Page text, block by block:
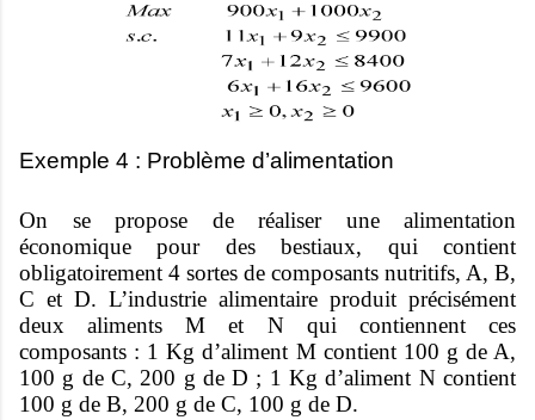
Exemple 4 : Problème d’alimentation
On se propose de réaliser une alimentation
économique pour des bestiaux, qui contient
obligatoirement 4 sortes de composants nutritifs, A, B,
C et D. L’industrie alimentaire produit précisément
deux aliments M et N qui contiennent ces
composants : 1 Kg d’aliment M contient 100 g de A,
100 g de C, 200 g de D ; 1 Kg d’aliment N contient
100 g de B, 200 g de C, 100 g de D.